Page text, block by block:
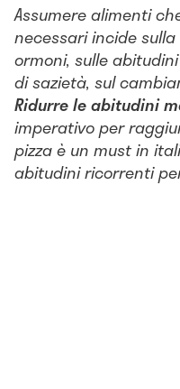
Assumere alimenti
necessari incide
ormoni, sulle
di sazietà, sul
Ridurre le abitudini
imperativo per
pizza è un must in
abitudini ricorrenti